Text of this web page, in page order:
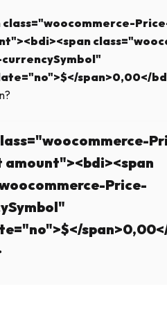
class="woocommerce-
span>0,00</
amount"><bdi><span
Price-